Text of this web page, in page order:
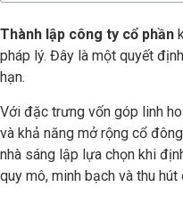
Thành lập công ty cổ phần
pháp lý. Đây là một quyết
hạn.
Với đặc trưng vốn góp linh
và khả năng mở rộng cổ
nhà sáng lập lựa chọn khi
quy mô, minh bạch và thu hút